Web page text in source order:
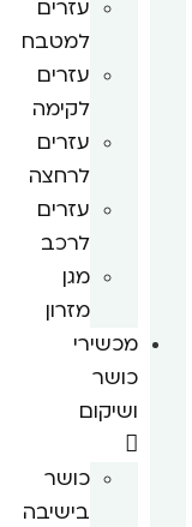
עזרים
למטבח
עזרים
לקימה
עזרים
לרחצה
עזרים
לרכב
מגן
מזרון
מכשירי
כושר
ושיקום
כושר
בישיבה